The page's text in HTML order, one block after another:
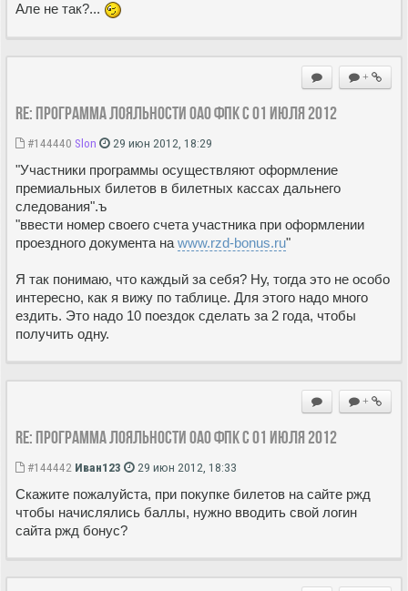
Але не так?...
+
Re: Программа лояльности ОАО ФПК с 01 июля 2012
#144440 Slon 29 июн 2012, 18:29
"Участники программы осуществляют оформление
премиальных билетов в билетных кассах дальнего
следования".ъ
"ввести номер своего счета участника при оформлении
проездного документа на www.rzd-bonus.ru"
Я так понимаю, что каждый за себя? Ну, тогда это не особо
интересно, как я вижу по таблице. Для этого надо много
ездить. Это надо 10 поездок сделать за 2 года, чтобы
получить одну.
+
Re: Программа лояльности ОАО ФПК с 01 июля 2012
#144442 Иван123 29 июн 2012, 18:33
Скажите пожалуйста, при покупке билетов на сайте ржд
чтобы начислялись баллы, нужно вводить свой логин
сайта ржд бонус?